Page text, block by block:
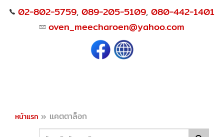
02-802-5759, 089-205-5109, 080-442-1401
oven_meecharoen@yahoo.com
หน้าแรก » แคตตาล็อก